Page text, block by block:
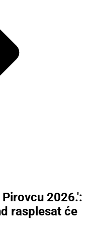
2026.':
rasplesat će